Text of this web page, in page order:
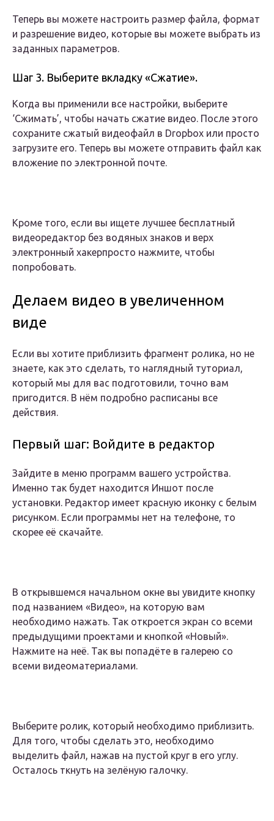
Теперь вы можете настроить размер файла, формат
и разрешение видео, которые вы можете выбрать из
заданных параметров.
Шаг 3. Выберите вкладку «Сжатие».
Когда вы применили все настройки, выберите
‘Сжимать’, чтобы начать сжатие видео. После этого
сохраните сжатый видеофайл в Dropbox или просто
загрузите его. Теперь вы можете отправить файл как
вложение по электронной почте.
Кроме того, если вы ищете лучшее бесплатный
видеоредактор без водяных знаков и верх
электронный хакерпросто нажмите, чтобы
попробовать.
Делаем видео в увеличенном
виде
Если вы хотите приблизить фрагмент ролика, но не
знаете, как это сделать, то наглядный туториал,
который мы для вас подготовили, точно вам
пригодится. В нём подробно расписаны все
действия.
Первый шаг: Войдите в редактор
Зайдите в меню программ вашего устройства.
Именно так будет находится Иншот после
установки. Редактор имеет красную иконку с белым
рисунком. Если программы нет на телефоне, то
скорее её скачайте.
В открывшемся начальном окне вы увидите кнопку
под названием «Видео», на которую вам
необходимо нажать. Так откроется экран со всеми
предыдущими проектами и кнопкой «Новый».
Нажмите на неё. Так вы попадёте в галерею со
всеми видеоматериалами.
Выберите ролик, который необходимо приблизить.
Для того, чтобы сделать это, необходимо
выделить файл, нажав на пустой круг в его углу.
Осталось ткнуть на зелёную галочку.